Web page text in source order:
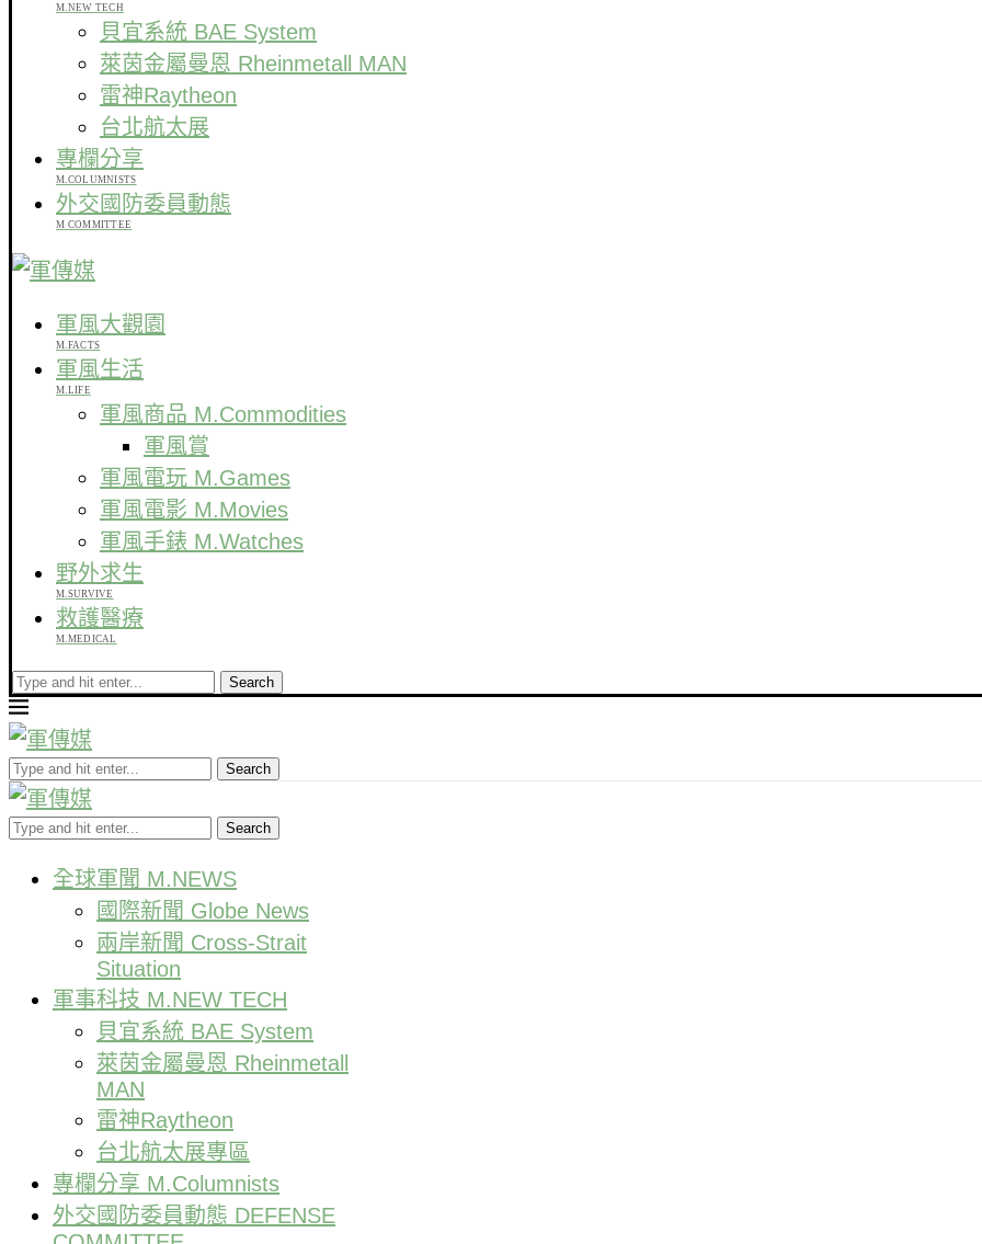
M.NEW TECH
貝宜系統 BAE System
萊茵金屬曼恩 Rheinmetall MAN
雷神Raytheon
台北航太展
專欄分享
M.COLUMNISTS
外交國防委員動態
M COMMITTEE
軍風大觀園
M.FACTS
軍風生活
M.LIFE
軍風商品 M.Commodities
軍風賞
軍風電玩 M.Games
軍風電影 M.Movies
軍風手錶 M.Watches
野外求生
M.SURVIVE
救護醫療
M.MEDICAL
Search
Search
Search
全球軍聞 M.NEWS
國際新聞 Globe News
兩岸新聞 Cross-Strait
Situation
軍事科技 M.NEW TECH
貝宜系統 BAE System
萊茵金屬曼恩 Rheinmetall
MAN
雷神Raytheon
台北航太展專區
專欄分享 M.Columnists
外交國防委員動態 DEFENSE